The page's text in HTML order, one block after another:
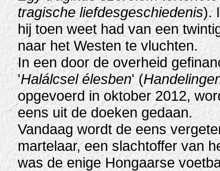
tragische liefdesgeschiedenis).
hij toen weet had van een
naar het Westen te vluchten.
In een door de overheid
'Halálcsel élesben' (
opgevoerd in oktober 2012,
eens uit de doeken gedaan.
Vandaag wordt de eens
martelaar, een slachtoffer van
was de enige Hongaarse